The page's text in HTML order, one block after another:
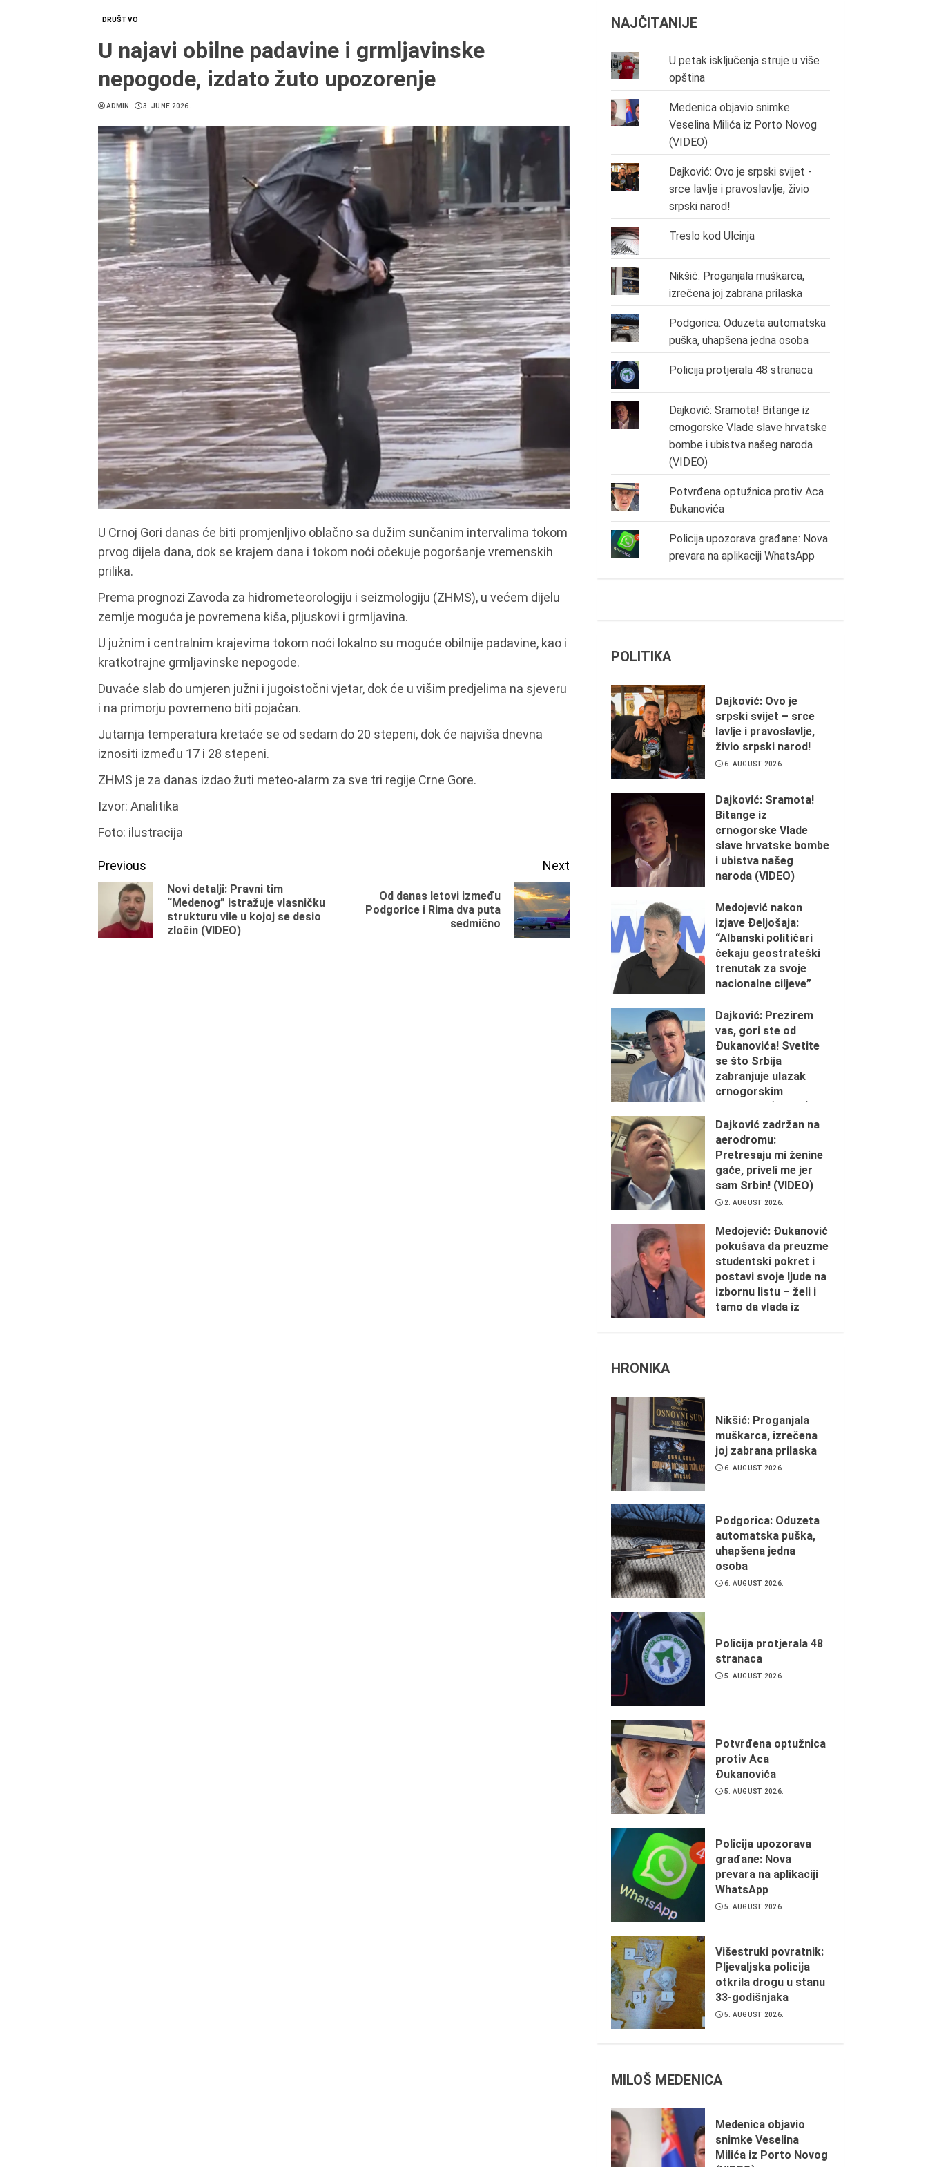
DRUŠTVO
U najavi obilne padavine i grmljavinske
nepogode, izdato žuto upozorenje
ADMIN 3. JUNE 2026.
U Crnoj Gori danas će biti promjenljivo oblačno sa dužim sunčanim intervalima tokom
prvog dijela dana, dok se krajem dana i tokom noći očekuje pogoršanje vremenskih
prilika.
Prema prognozi Zavoda za hidrometeorologiju i seizmologiju (ZHMS), u većem dijelu
zemlje moguća je povremena kiša, pljuskovi i grmljavina.
U južnim i centralnim krajevima tokom noći lokalno su moguće obilnije padavine, kao i
kratkotrajne grmljavinske nepogode.
Duvaće slab do umjeren južni i jugoistočni vjetar, dok će u višim predjelima na sjeveru
i na primorju povremeno biti pojačan.
Jutarnja temperatura kretaće se od sedam do 20 stepeni, dok će najviša dnevna
iznositi između 17 i 28 stepeni.
ZHMS je za danas izdao žuti meteo-alarm za sve tri regije Crne Gore.
Izvor: Analitika
Foto: ilustracija
Continue
Reading
Previous
Previous
Novi detalji: Pravni tim
“Medenog” istražuje vlasničku
strukturu vile u kojoj se desio
zločin (VIDEO)
Next
Od danas letovi između
Podgorice i Rima dva puta
sedmično
NAJČITANIJE
U petak isključenja struje u više
opština
Medenica objavio snimke
Veselina Milića iz Porto Novog
(VIDEO)
Dajković: Ovo je srpski svijet -
srce lavlje i pravoslavlje, živio
srpski narod!
Treslo kod Ulcinja
Nikšić: Proganjala muškarca,
izrečena joj zabrana prilaska
Podgorica: Oduzeta automatska
puška, uhapšena jedna osoba
Policija protjerala 48 stranaca
Dajković: Sramota! Bitange iz
crnogorske Vlade slave hrvatske
bombe i ubistva našeg naroda
(VIDEO)
Potvrđena optužnica protiv Aca
Đukanovića
Policija upozorava građane: Nova
prevara na aplikaciji WhatsApp
POLITIKA
Dajković: Ovo je
srpski svijet – srce
lavlje i pravoslavlje,
živio srpski narod!
6. AUGUST 2026.
Dajković: Sramota!
Bitange iz
crnogorske Vlade
slave hrvatske bombe
i ubistva našeg
naroda (VIDEO)
Medojević nakon
izjave Đeljošaja:
“Albanski političari
čekaju geostrateški
trenutak za svoje
nacionalne ciljeve”
Dajković: Prezirem
vas, gori ste od
Đukanovića! Svetite
se što Srbija
zabranjuje ulazak
crnogorskim
ustašama (VIDEO)
2. AUGUST 2026.
Dajković zadržan na
aerodromu:
Pretresaju mi ženine
gaće, priveli me jer
sam Srbin! (VIDEO)
2. AUGUST 2026.
Medojević: Đukanović
pokušava da preuzme
studentski pokret i
postavi svoje ljude na
izbornu listu – želi i
tamo da vlada iz
HRONIKA
Nikšić: Proganjala
muškarca, izrečena
joj zabrana prilaska
6. AUGUST 2026.
Podgorica: Oduzeta
automatska puška,
uhapšena jedna
osoba
6. AUGUST 2026.
Policija protjerala 48
stranaca
5. AUGUST 2026.
Potvrđena optužnica
protiv Aca
Đukanovića
5. AUGUST 2026.
Policija upozorava
građane: Nova
prevara na aplikaciji
WhatsApp
5. AUGUST 2026.
Višestruki povratnik:
Pljevaljska policija
otkrila drogu u stanu
33-godišnjaka
5. AUGUST 2026.
MILOŠ MEDENICA
Medenica objavio
snimke Veselina
Milića iz Porto Novog